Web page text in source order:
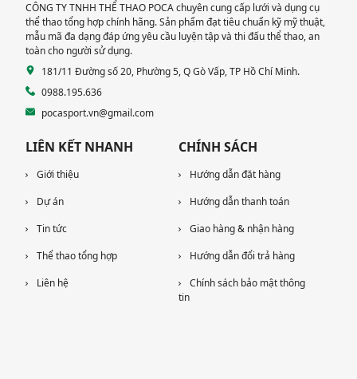
CÔNG TY TNHH THỂ THAO POCA chuyên cung cấp lưới và dụng cụ
thể thao tổng hợp chính hãng. Sản phẩm đạt tiêu chuẩn kỹ mỹ thuật,
mẫu mã đa dạng đáp ứng yêu cầu luyện tập và thi đấu thể thao, an
toàn cho người sử dụng.
181/11 Đường số 20, Phường 5, Q Gò Vấp, TP Hồ Chí Minh.
0988.195.636
pocasport.vn@gmail.com
LIÊN KẾT NHANH
Giới thiệu
Dự án
Tin tức
Thể thao tổng hợp
Liên hệ
CHÍNH SÁCH
Hướng dẫn đặt hàng
Hướng dẫn thanh toán
Giao hàng & nhận hàng
Hướng dẫn đổi trả hàng
Chính sách bảo mật thông
tin